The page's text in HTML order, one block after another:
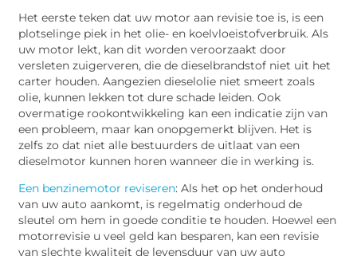
Het eerste teken dat uw motor aan revisie toe is, is een
plotselinge piek in het olie- en koelvloeistofverbruik. Als
uw motor lekt, kan dit worden veroorzaakt door
versleten zuigerveren, die de dieselbrandstof niet uit het
carter houden. Aangezien dieselolie niet smeert zoals
olie, kunnen lekken tot dure schade leiden. Ook
overmatige rookontwikkeling kan een indicatie zijn van
een probleem, maar kan onopgemerkt blijven. Het is
zelfs zo dat niet alle bestuurders de uitlaat van een
dieselmotor kunnen horen wanneer die in werking is.
Een benzinemotor reviseren: Als het op het onderhoud
van uw auto aankomt, is regelmatig onderhoud de
sleutel om hem in goede conditie te houden. Hoewel een
motorrevisie u veel geld kan besparen, kan een revisie
van slechte kwaliteit de levensduur van uw auto